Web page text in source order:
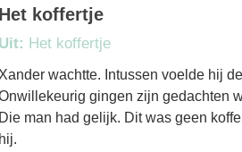
Het koffertje
Uit: Het koffertje
Xander wachtte. Intussen voelde hij
gingen zijn gedachten
Die man had gelijk. Dit was geen
hij.